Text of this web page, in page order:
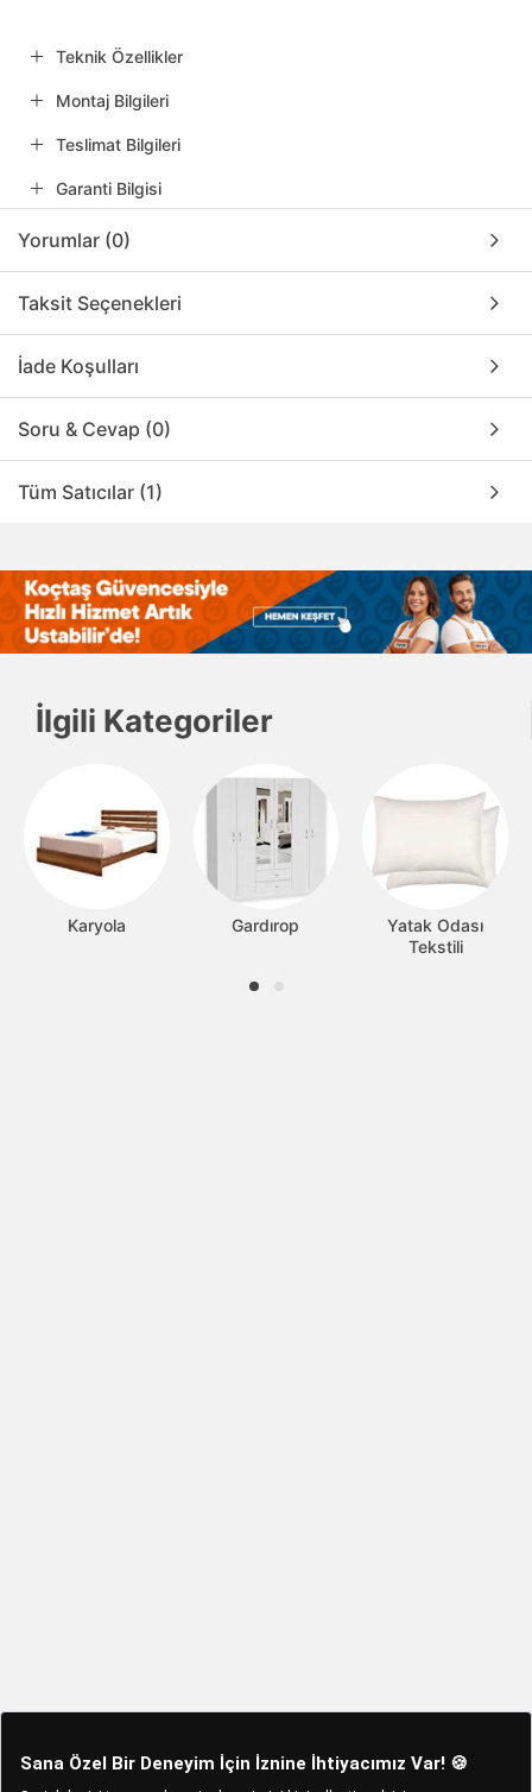
Teknik Özellikler
Montaj Bilgileri
Teslimat Bilgileri
Garanti Bilgisi
Yorumlar (0)
Taksit Seçenekleri
İade Koşulları
Soru & Cevap (0)
Tüm Satıcılar (1)
İlgili Kategoriler
Karyola Gardırop
Yatak Odası
Tekstili